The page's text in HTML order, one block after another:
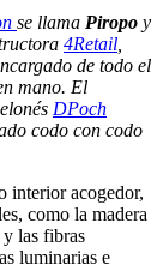
se llama Piropo y
4Retail
de todo el
mano. El
DPoch
codo con codo
interior acogedor,
como la madera
las fibras
luminarias e